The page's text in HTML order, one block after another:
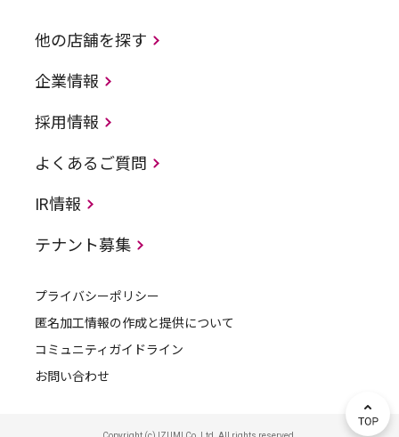
他の店舗を探す
企業情報
採用情報
よくあるご質問
IR情報
テナント募集
プライバシーポリシー
匿名加工情報の作成と提供について
コミュニティガイドライン
お問い合わせ